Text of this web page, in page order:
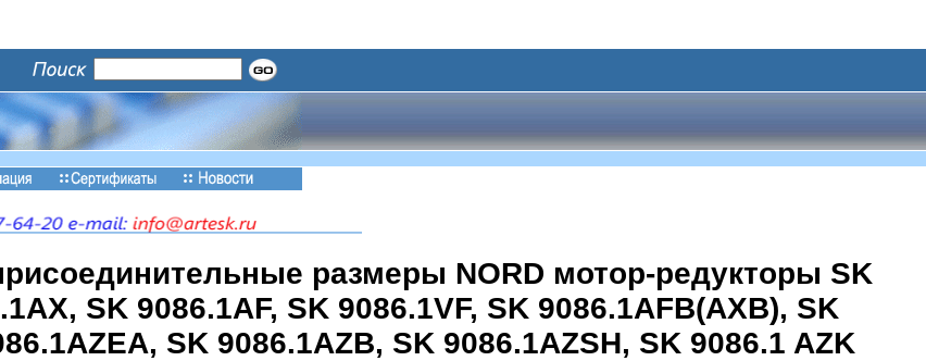
размеры NORD мотор-редукторы SK
SK 9086.1AF, SK 9086.1VF, SK 9086.1AFB(AXB), SK
SK 9086.1AZB, SK 9086.1AZSH, SK 9086.1 AZK